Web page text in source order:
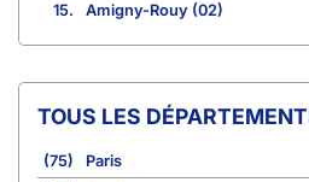
15.
Amigny-Rouy (02)
TOUS LES
(75)
Paris